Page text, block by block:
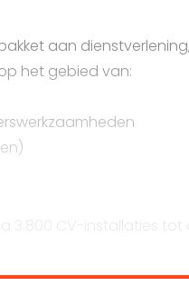
aan
het gebied van: